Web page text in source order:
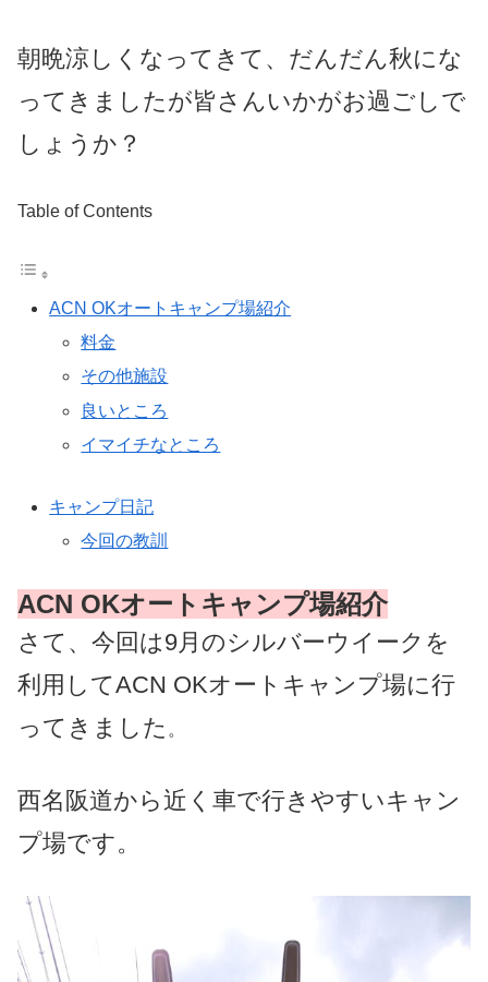
朝晩涼しくなってきて、だんだん秋にな
ってきましたが皆さんいかがお過ごしで
しょうか？
Table of Contents
ACN OKオートキャンプ場紹介
料金
その他施設
良いところ
イマイチなところ
キャンプ日記
今回の教訓
ACN OKオートキャンプ場紹介
さて、今回は9月のシルバーウイークを
利用してACN OKオートキャンプ場に行
ってきました 。
西名阪道から近く車で行きやすいキャン
プ場です。